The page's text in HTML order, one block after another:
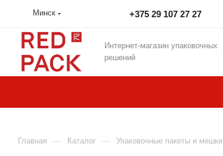
Минск +375 29 107 27 27
Интернет-магазин упаковочных
решений
Главная — Каталог — Упаковочные пакеты и мешки